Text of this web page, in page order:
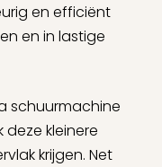
en efficiënt
en in lastige
schuurmachine
kleinere
krijgen. Net